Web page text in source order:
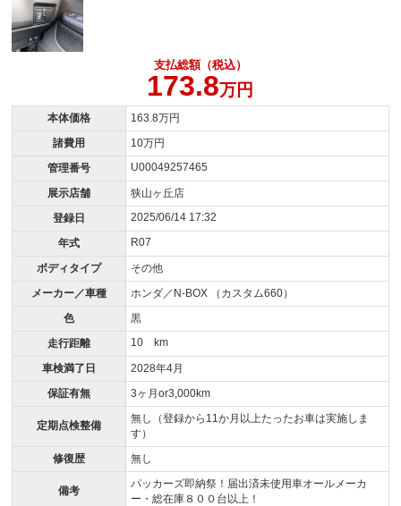
支払総額（税込）
173.8万円
本体価格
163.8万円
諸費用
10万円
管理番号
U00049257465
展示店舗
狭山ヶ丘店
登録日
2025/06/14 17:32
年式 R07
ボディタイプ
その他
メーカー／車種
ホンダ／N-BOX （カスタム660）
色
黒
走行距離
10 km
車検満了日
2028年4月
保証有無
3ヶ月or3,000km
定期点検整備
無し（登録から11か月以上たったお車は実施しま
す）
修復歴
無し
備考
パッカーズ即納祭！届出済未使用車オールメーカ
ー・総在庫８００台以上！